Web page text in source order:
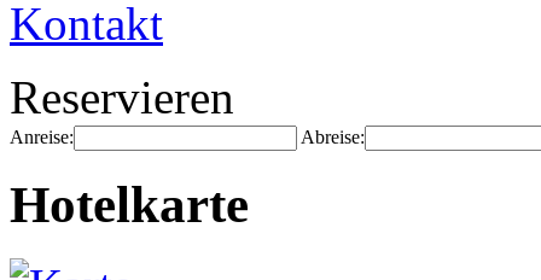
Kontakt
Reservieren
Anreise: Abreise:
Hotelkarte